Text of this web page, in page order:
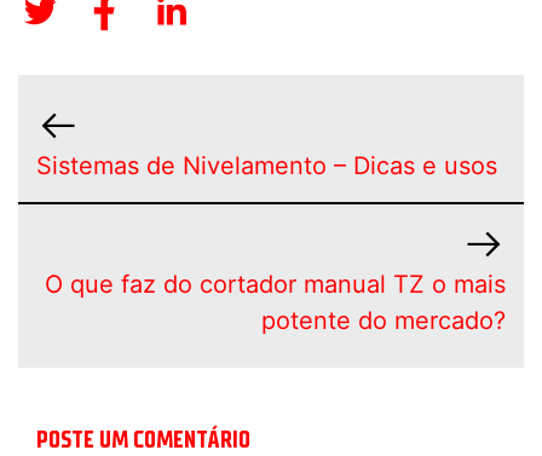
Sistemas de Nivelamento – Dicas e usos
O que faz do cortador manual TZ o mais
potente do mercado?
POSTE UM COMENTÁRIO